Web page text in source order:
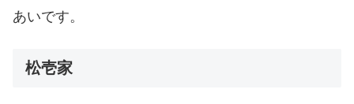
あいです。
松壱家